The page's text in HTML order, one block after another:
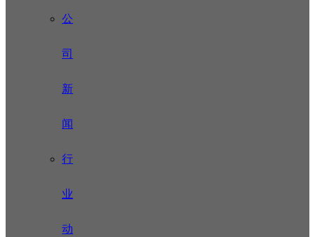
公
司
新
闻
行
业
动